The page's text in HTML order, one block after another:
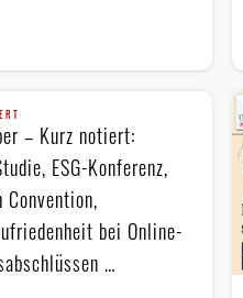
– Kurz notiert:
ESG-Konferenz,
Convention,
bei Online-
…